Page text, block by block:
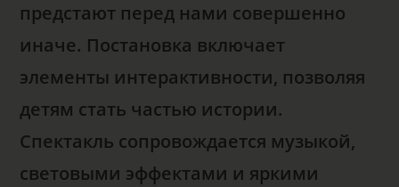
предстают перед нами совершенно
иначе. Постановка включает
элементы интерактивности, позволяя
детям стать частью истории.
Спектакль сопровождается музыкой,
световыми эффектами и яркими